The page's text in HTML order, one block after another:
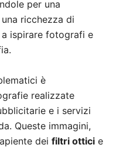
per una
ricchezza di
ispirare fotografi e
è
realizzate
e i servizi
Queste immagini,
dei filtri ottici e